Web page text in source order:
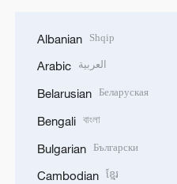
Albanian Shqip
Arabic العربية
Belarusian Беларуская
Bengali বাংলা
Bulgarian Български
Cambodian ខ្មែរ